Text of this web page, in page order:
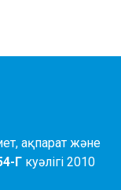
ақпарат және
Г куәлігі 2010